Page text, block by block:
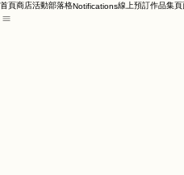
首頁商店活動部落格Notifications線上預訂作品集頁